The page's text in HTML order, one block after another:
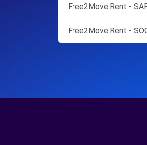
Free2Move Rent -
Free2Move Rent -